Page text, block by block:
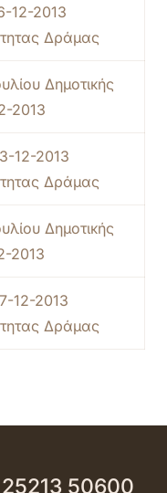
12-2013
Δράμας
Δημοτικής
2013
12-2013
Δράμας
Δημοτικής
2013
12-2013
Δράμας
25213 50600